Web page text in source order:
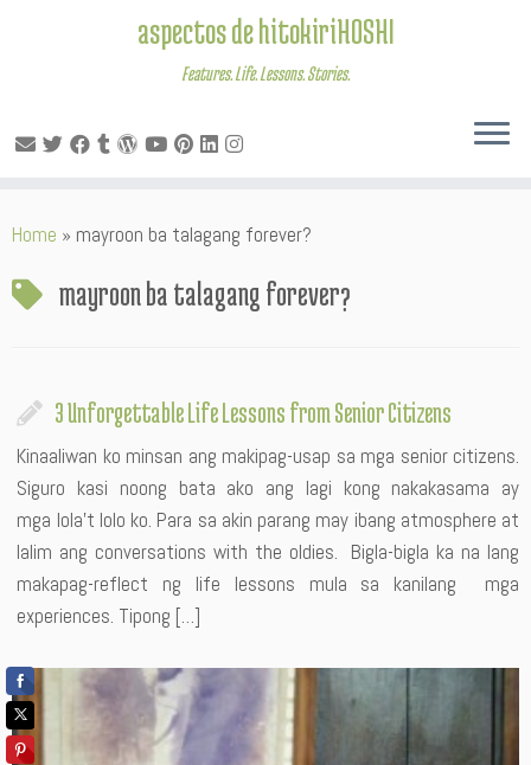
to
aspectos de hitokiriHOSHI
Features. Life. Lessons. Stories.
Home » mayroon ba talagang forever?
mayroon ba talagang forever?
3 Unforgettable Life Lessons from Senior Citizens
Kinaaliwan ko minsan ang makipag-usap sa mga senior citizens.
Siguro kasi noong bata ako ang lagi kong nakakasama ay
mga lola’t lolo ko. Para sa akin parang may ibang atmosphere at
lalim ang conversations with the oldies. Bigla-bigla ka na lang
makapag-reflect ng life lessons mula sa kanilang mga
experiences. Tipong […]